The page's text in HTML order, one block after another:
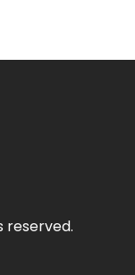
reserved.